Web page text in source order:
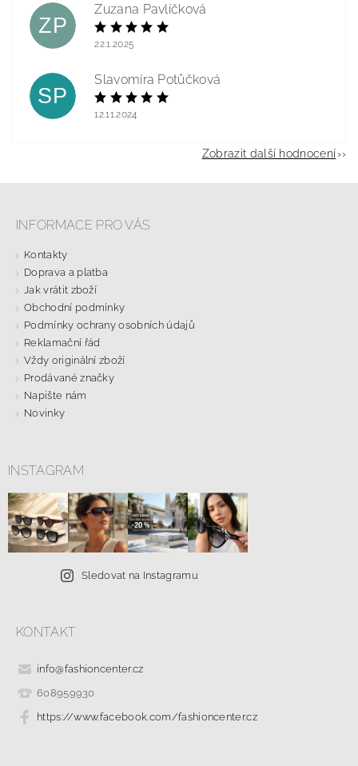
ZP
Zuzana Pavlíčková
22.1.2025
SP
Slavomíra Potůčková
12.11.2024
Zobrazit další hodnocení
INFORMACE PRO VÁS
Kontakty
Doprava a platba
Jak vrátit zboží
Obchodní podmínky
Podmínky ochrany osobních údajů
Reklamační řád
Vždy originální zboží
Prodávané značky
Napište nám
Novinky
INSTAGRAM
Sledovat na Instagramu
KONTAKT
info@fashioncenter.cz
608959930
https://www.facebook.com/fashioncenter.cz